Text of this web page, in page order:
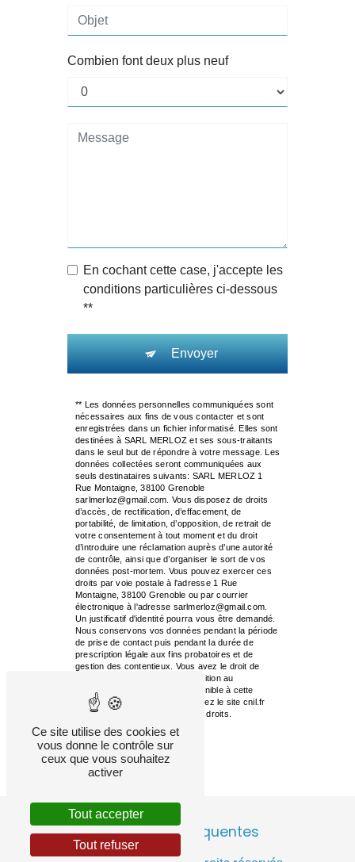
Combien font deux plus neuf
En cochant cette case, j'accepte les
conditions particulières ci-dessous
**
Envoyer
** Les données personnelles communiquées sont
nécessaires aux fins de vous contacter et sont
enregistrées dans un fichier informatisé. Elles sont
destinées à SARL MERLOZ et ses sous-traitants
dans le seul but de répondre à votre message. Les
données collectées seront communiquées aux
seuls destinataires suivants: SARL MERLOZ 1
Rue Montaigne, 38100 Grenoble
sarlmerloz@gmail.com. Vous disposez de droits
d’accès, de rectification, d’effacement, de
portabilité, de limitation, d’opposition, de retrait de
votre consentement à tout moment et du droit
d’introduire une réclamation auprès d’une autorité
de contrôle, ainsi que d’organiser le sort de vos
données post-mortem. Vous pouvez exercer ces
droits par voie postale à l'adresse 1 Rue
Montaigne, 38100 Grenoble ou par courrier
électronique à l'adresse sarlmerloz@gmail.com.
Un justificatif d'identité pourra vous être demandé.
Nous conservons vos données pendant la période
de prise de contact puis pendant la durée de
prescription légale aux fins probatoires et de
gestion des contentieux. Vous avez le droit de
vous inscrire sur la liste d'opposition au
démarchage téléphonique, disponible à cette
adresse:Bloctel.gouv.fr
. Consultez le site cnil.fr
pour plus d’informations sur vos droits.
Recherches fréquentes
Ce site utilise des cookies et
vous donne le contrôle sur
ceux que vous souhaitez
activer
Tout accepter
Tout refuser